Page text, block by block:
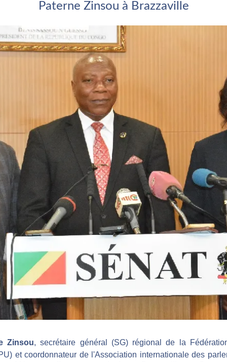
Paterne Zinsou à Brazzaville
Zinsou, secrétaire général (SG) régional de la
et coordonnateur de l'Association internationale des